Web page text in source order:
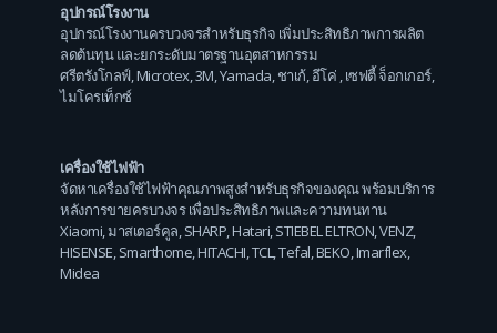
อุปกรณ์โรงงาน
อุปกรณ์โรงงานครบวงจรสำหรับธุรกิจ เพิ่มประสิทธิภาพการผลิต
ลดต้นทุน และยกระดับมาตรฐานอุตสาหกรรม
ศรีตรังโกลฟ์,Microtex,3M,Yamada,ชาเก้,อีโค่ ,เซฟตี้ จ็อกเกอร์,
ไมโครเท็กซ์
เครื่องใช้ไฟฟ้า
จัดหาเครื่องใช้ไฟฟ้าคุณภาพสูงสำหรับธุรกิจของคุณ พร้อมบริการ
หลังการขายครบวงจร เพื่อประสิทธิภาพและความทนทาน
Xiaomi,มาสเตอร์คูล,SHARP,Hatari,STIEBEL ELTRON,VENZ,
HISENSE,Smarthome,HITACHI,TCL,Tefal,BEKO,Imarflex,
Midea